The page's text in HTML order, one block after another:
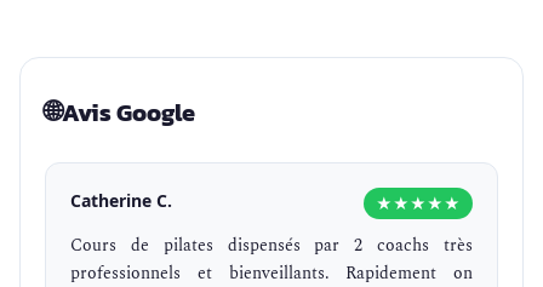
🌐Avis Google
Catherine C. ★★★★★
Cours de pilates dispensés par 2 coachs très
professionnels et bienveillants. Rapidement on